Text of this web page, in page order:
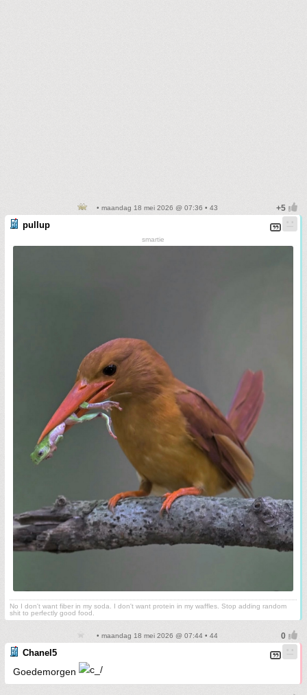
• maandag 18 mei 2026 @ 07:36 • 43
pullup
smartie
No I don't want fiber in my soda. I don't want protein in my waffles. Stop adding random
shit to perfectly good food.
• maandag 18 mei 2026 @ 07:44 • 44
Chanel5
Goedemorgen